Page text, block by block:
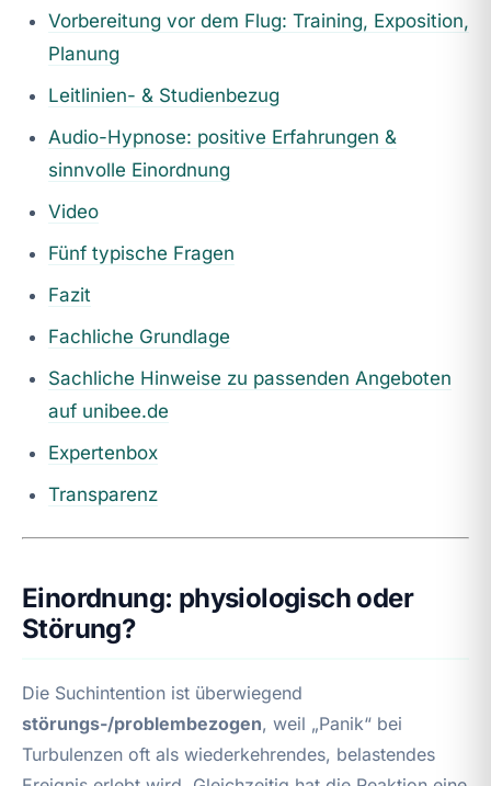
Vorbereitung vor dem Flug: Training, Exposition,
Planung
Leitlinien- & Studienbezug
Audio-Hypnose: positive Erfahrungen &
sinnvolle Einordnung
Video
Fünf typische Fragen
Fazit
Fachliche Grundlage
Sachliche Hinweise zu passenden Angeboten
auf unibee.de
Expertenbox
Transparenz
Einordnung: physiologisch oder
Störung?
Die Suchintention ist überwiegend
störungs-/problembezogen, weil „Panik“ bei
Turbulenzen oft als wiederkehrendes, belastendes